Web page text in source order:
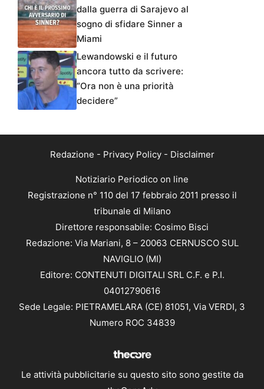
dalla guerra di Sarajevo al
sogno di sfidare Sinner a
Miami
Lewandowski e il futuro
ancora tutto da scrivere:
“Ora non è una priorità
decidere”
Redazione - Privacy Policy- Disclaimer
Notiziario Periodico on line
Registrazione n° 110 del 17 febbraio 2011 presso il
tribunale di Milano
Direttore responsabile: Cosimo Bisci
Redazione: Via Mariani, 8 – 20063 CERNUSCO SUL
NAVIGLIO (MI)
Editore: CONTENUTI DIGITALI SRL C.F. e P.I.
04012790616
Sede Legale: PIETRAMELARA (CE) 81051, Via VERDI, 3
Numero ROC 34839
Le attività pubblicitarie su questo sito sono gestite da